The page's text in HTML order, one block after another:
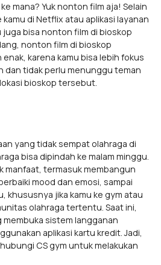
mana? Yuk nonton film aja! Selain
di Netflix atau aplikasi layanan
juga bisa nonton film di bioskop
nonton film di bioskop
karena kamu bisa lebih fokus
dan tidak perlu menunggu teman
bioskop tersebut.
yang tidak sempat olahraga di
bisa dipindah ke malam minggu.
manfaat, termasuk membangun
mood dan emosi, sampai
khususnya jika kamu ke gym atau
olahraga tertentu. Saat ini,
sistem langganan
aplikasi kartu kredit. Jadi,
CS gym untuk melakukan